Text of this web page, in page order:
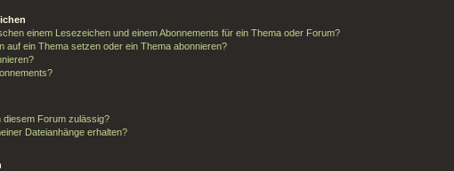
einem Lesezeichen und einem Abonnements für ein Thema oder Forum?
auf ein Thema setzen oder ein Thema abonnieren?
diesem Forum zulässig?
Dateianhänge erhalten?